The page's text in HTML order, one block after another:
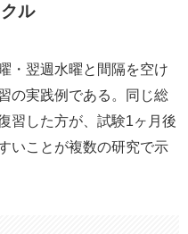
ル
・翌週水曜と間隔を空け
の実践例である。同じ総
習した方が、試験1ヶ月後
いことが複数の研究で示